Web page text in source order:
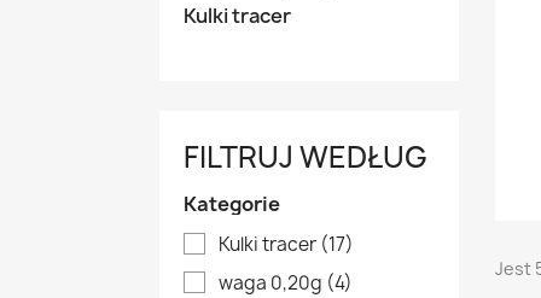
Kulki tracer
FILTRUJ WEDŁUG
Kategorie
Kulki tracer (17)
waga 0,20g (4)
Jest